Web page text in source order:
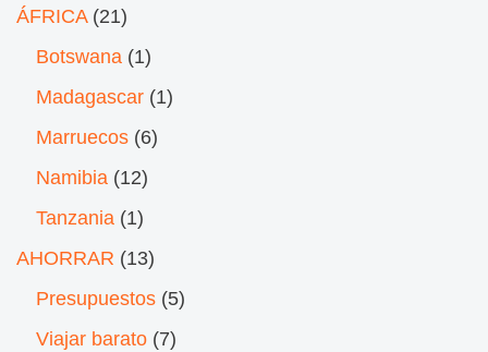
ÁFRICA(21)
Botswana (1)
Madagascar (1)
Marruecos (6)
Namibia (12)
Tanzania (1)
AHORRAR (13)
Presupuestos (5)
Viajar barato (7)